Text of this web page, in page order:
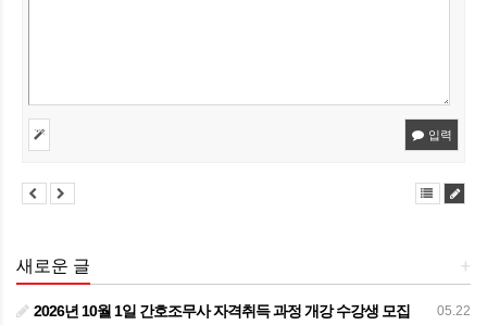
입력
+
새로운 글
05.22
2026년 10월 1일 간호조무사 자격취득 과정 개강 수강생 모집